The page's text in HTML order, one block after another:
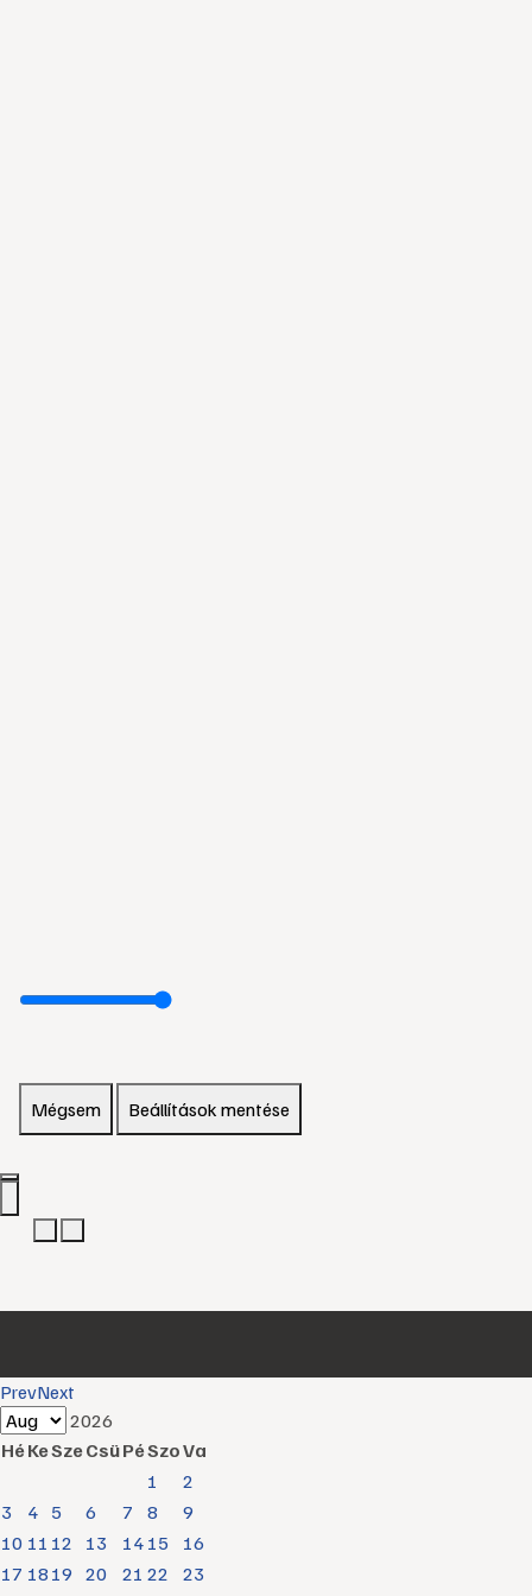
Mégsem Beállítások mentése
PrevNext
2026
HéKeSzeCsüPéSzoVa
1
2
3
4 5 6 7 8
9
10 11 12 13 14 15
16
17 18 19 20 21 22
23